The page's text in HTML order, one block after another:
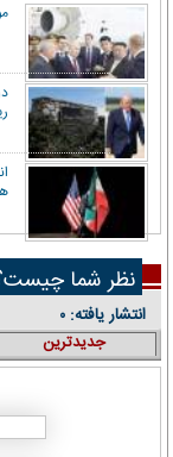
نظر شما
انتشار یافته: ۰
جدیدترین